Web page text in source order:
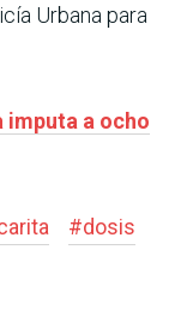
Urbana para
imputa a ocho
#dosis